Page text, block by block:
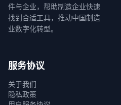
件与企业，帮助制造企业快速
找到合适工具，推动中国制造
业数字化转型。
服务协议
关于我们
隐私政策